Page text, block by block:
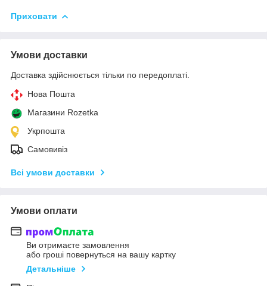
Приховати
Умови доставки
Доставка здійснюється тільки по передоплаті.
Нова Пошта
Магазини Rozetka
Укрпошта
Самовивіз
Всі умови доставки
Умови оплати
Ви отримаєте замовлення
або гроші повернуться на вашу картку
Детальніше